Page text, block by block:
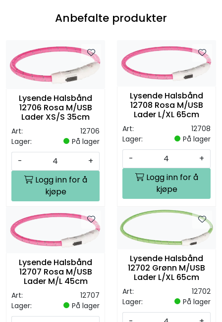
Anbefalte produkter
Lysende Halsbånd
12706 Rosa M/USB
Lader XS/S 35cm
Art:
12706
Lager:
På lager
-
+
Logg inn for å
kjøpe
Lysende Halsbånd
12708 Rosa M/USB
Lader L/XL 65cm
Art:
12708
Lager:
På lager
-
+
Logg inn for å
kjøpe
Lysende Halsbånd
12707 Rosa M/USB
Lader M/L 45cm
Art:
12707
Lager:
På lager
Lysende Halsbånd
12702 Grønn M/USB
Lader L/XL 65cm
Art:
12702
Lager:
På lager